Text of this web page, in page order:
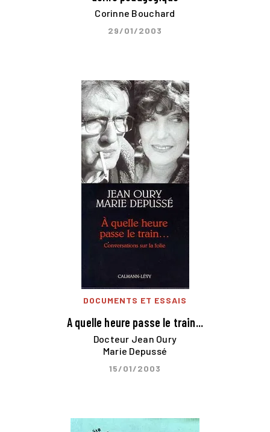
Corinne Bouchard
29/01/2003
DOCUMENTS ET ESSAIS
A quelle heure passe le train...
Docteur Jean Oury
Marie Depussé
15/01/2003